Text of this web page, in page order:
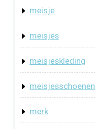
meisje
meisjes
meisjeskleding
meisjesschoenen
merk